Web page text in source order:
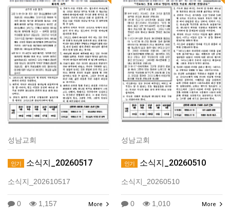
성남교회
인기 소식지_20260517
소식지_202610517
0 1,157 More
성남교회
인기 소식지_20260510
소식지_20260510
0 1,010 More